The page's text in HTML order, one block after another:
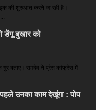
की शुरुआत करने जा रही है।
डेंगू बुखार को
बताए। रामदेव ने प्रेस कांफ्रेंस में
उनका काम देखूंगा : पोप